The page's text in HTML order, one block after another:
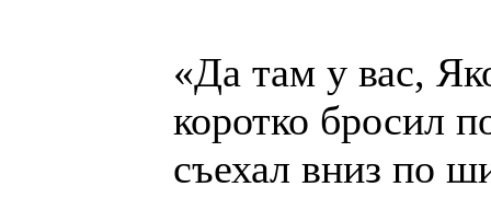
«Да там у вас,
коротко бросил
съехал вниз по